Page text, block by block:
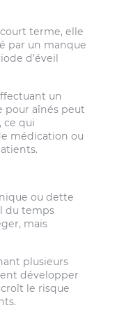
terme, elle
par un manque
d’éveil
un
pour aînés peut
ce qui
médication ou
ou dette
du temps
mais
plusieurs
développer
le risque